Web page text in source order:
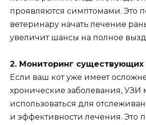
проявляются симптомами. Это
ветеринару начать лечение
увеличит шансы на полное
2. Мониторинг существующих
Если ваш кот уже имеет
хронические заболевания, УЗИ
использоваться для
и эффективности лечения. Это